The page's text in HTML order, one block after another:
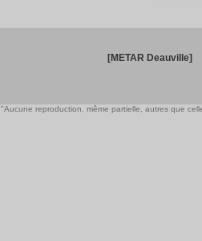
[METAR Deauville]
"Aucune reproduction, même partielle, autres que